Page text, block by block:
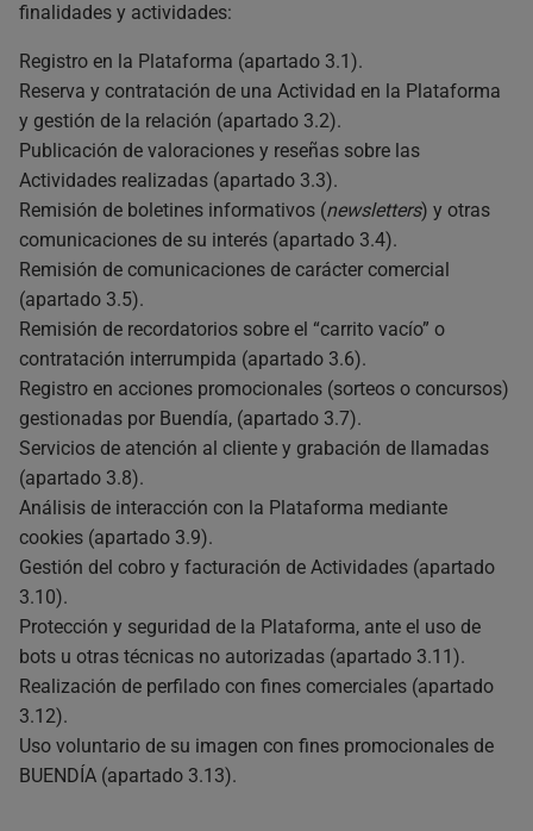
finalidades y actividades:
Registro en la Plataforma (apartado 3.1).
Reserva y contratación de una Actividad en la Plataforma
y gestión de la relación (apartado 3.2).
Publicación de valoraciones y reseñas sobre las
Actividades realizadas (apartado 3.3).
Remisión de boletines informativos (newsletters) y otras
comunicaciones de su interés (apartado 3.4).
Remisión de comunicaciones de carácter comercial
(apartado 3.5).
Remisión de recordatorios sobre el “carrito vacío” o
contratación interrumpida (apartado 3.6).
Registro en acciones promocionales (sorteos o concursos)
gestionadas por Buendía, (apartado 3.7).
Servicios de atención al cliente y grabación de llamadas
(apartado 3.8).
Análisis de interacción con la Plataforma mediante
cookies (apartado 3.9).
Gestión del cobro y facturación de Actividades (apartado
3.10).
Protección y seguridad de la Plataforma, ante el uso de
bots u otras técnicas no autorizadas (apartado 3.11).
Realización de perfilado con fines comerciales (apartado
3.12).
Uso voluntario de su imagen con fines promocionales de
BUENDÍA (apartado 3.13).